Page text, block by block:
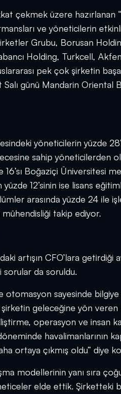
çekmek üzere hazırlanan
ve yöneticilerin
Grubu, Borusan
Holding, Turkcell,
pek çok şirketin
günü Mandarin Oriental
yöneticilerin yüzde
sahip yöneticilerden
Boğaziçi Üniversitesi
12’sinin ise lisans
arasında yüzde 24 ile
takip ediyor.
artışın CFO’lara getirdiği
da soruldu.
otomasyon sayesinde
geleceğine yön veren
operasyon ve insan
havalimanlarının
ortaya çıkmış oldu” diye
modellerinin yanı sıra
neticeler elde ettik. Şirketteki